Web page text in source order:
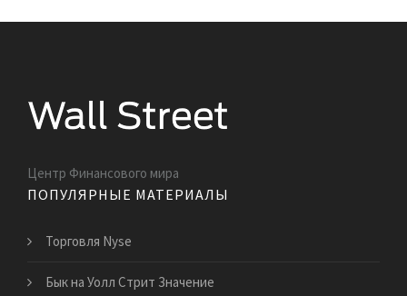
Центр Финансового мира
ПОПУЛЯРНЫЕ МАТЕРИАЛЫ
Торговля Nyse
Бык на Уолл Стрит Значение